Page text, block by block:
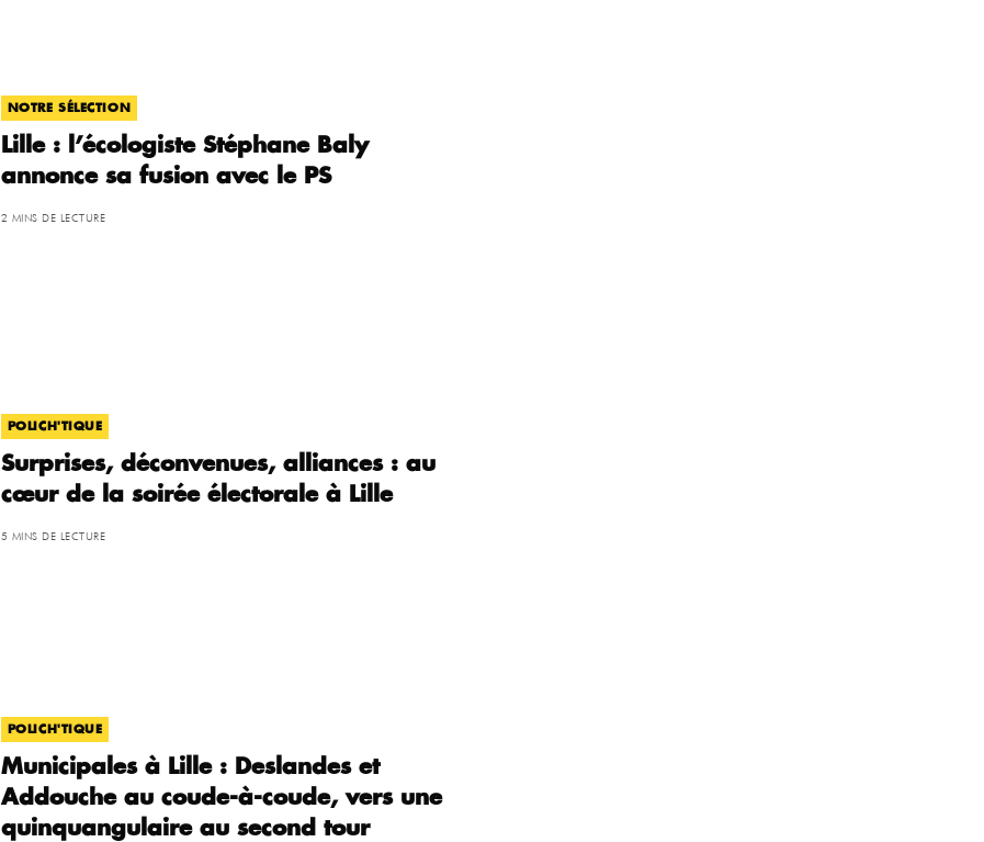
NOTRE SÉLECTION
Lille : l’écologiste Stéphane Baly
annonce sa fusion avec le PS
2 MINS DE LECTURE
POLICH'TIQUE
Surprises, déconvenues, alliances : au
cœur de la soirée électorale à Lille
5 MINS DE LECTURE
POLICH'TIQUE
Municipales à Lille : Deslandes et
Addouche au coude-à-coude, vers une
quinquangulaire au second tour